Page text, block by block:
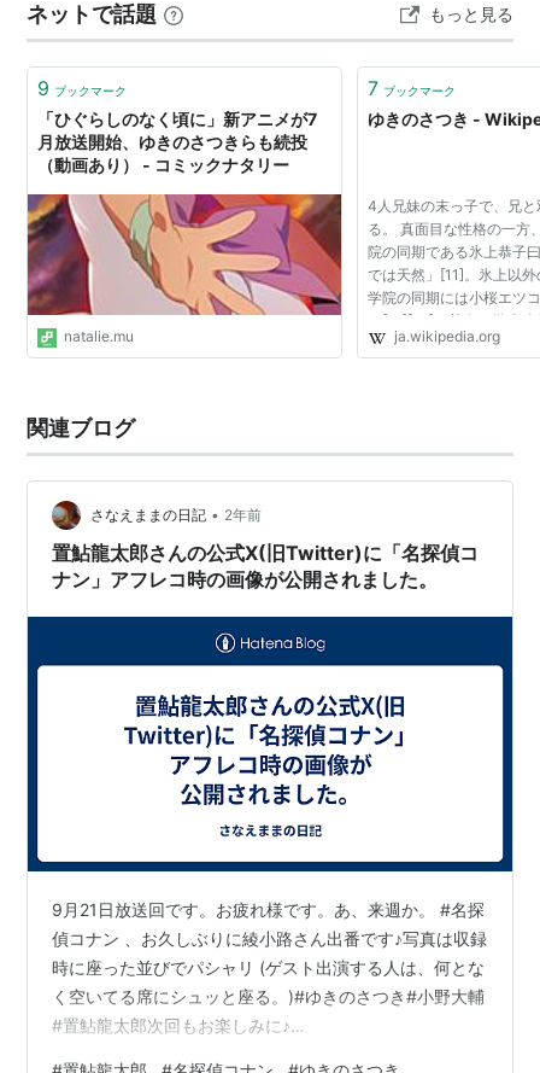
ブラックラグーン（ファビオラ・イグレシアス）
ストレンジ・プラス/真 ストレンジ・プラス（美羽）
境界のRINNE（魂子）
城下町のダンデライオン（櫻田五月）
ゲーム
ANUBIS ZONE OF THE ENDERS （ケン・マリネリ
ス）
機動戦士ガンダム外伝 THE BLUE DESTINY（マリオ
ン・ウェルチ（EXAMシステム））
白騎士物語 古の鼓動（ユウリ）
テイルズオブジアビス（アリエッタ）
ひぐらしのなく頃にシリーズ/ひぐらしデイブレイク
（園崎魅音、園崎詩音）
ブックス限定先着特典+先着特典】【数量限定グッズ…
ネットで話題 もっと見る
9 ブックマーク
「ひぐらしのなく頃に」新アニメが7
月放送開始、ゆきのさつきらも続投
（動画あり） - コミックナタリー
natalie.mu
7 ブックマーク
ゆきのさつき -
4人兄妹の末っ子で、兄
る。 真面目な性格の一方
院の同期である氷上恭子
では天然」[11]。氷上以
学院の同期には小桜エツ
る[12][13]。芸名は学生
使用した名前の一部と、
ja.wikipedia.org
関連ブログ
さなえままの日記 • 2年前
置鮎龍太郎さんの公式X(旧Twitter)に「名探偵コ
ナン」アフレコ時の画像が公開されました。
9月21日放送回です。お疲れ様です。あ、来週か。 #名探
偵コナン 、お久しぶりに綾小路さん出番です♪写真は収録
時に座った並びでパシャリ (ゲスト出演する人は、何とな
く空いてる席にシュッと座る。)#ゆきのさつき#小野大輔
#置鮎龍太郎次回もお楽しみに♪